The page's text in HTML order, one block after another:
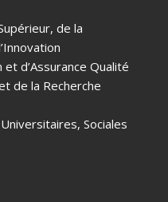
de la
et d’Assurance Qualité
de la Recherche
Sociales